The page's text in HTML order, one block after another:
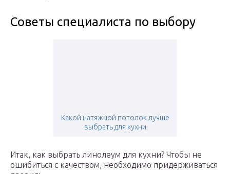
Советы специалиста по выбору
Какой натяжной потолок лучше
выбрать для кухни
Итак, как выбрать линолеум для кухни? Чтобы не
ошибиться с качеством, необходимо придерживаться